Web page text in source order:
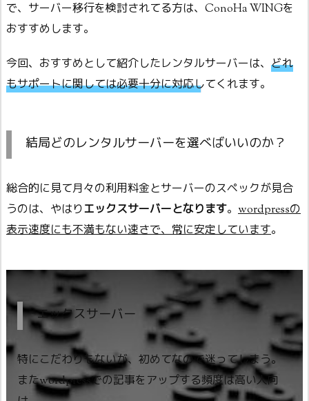
で、サーバー移行を検討されてる方は、ConoHa WINGを
おすすめします。
今回、おすすめとして紹介したレンタルサーバーは、 どれ
もサポートに関しては必要十分に対応してくれます。
結局どのレンタルサーバーを選べばいいのか？
総合的に見て月々の利用料金とサーバーのスペックが見合
うのは、やはりエックスサーバーとなります。 wordpressの
表示速度にも不満もない速さで、常に安定しています。
エックスサーバー
特にこだわりもないが、初めてなので迷ってしまう。
またwordpressでの記事をアップする頻度は高い人向